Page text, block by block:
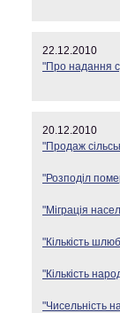
22.12.2010
"Про надання
20.12.2010
"Продаж
"Розподіл
"Міграція
"Кількість
"Кількість
"Чисельність